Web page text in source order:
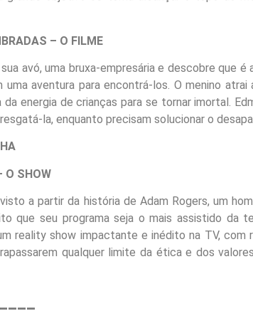
– O FILME
avó, uma bruxa-empresária e descobre que é
aventura para encontrá-los. O menino atrai
energia de crianças para se tornar imortal.
la, enquanto precisam solucionar o
O SHOW
a partir da história de Adam Rogers, um
que seu programa seja o mais assistido da
reality show impactante e inédito na TV, com
qualquer limite da ética e dos